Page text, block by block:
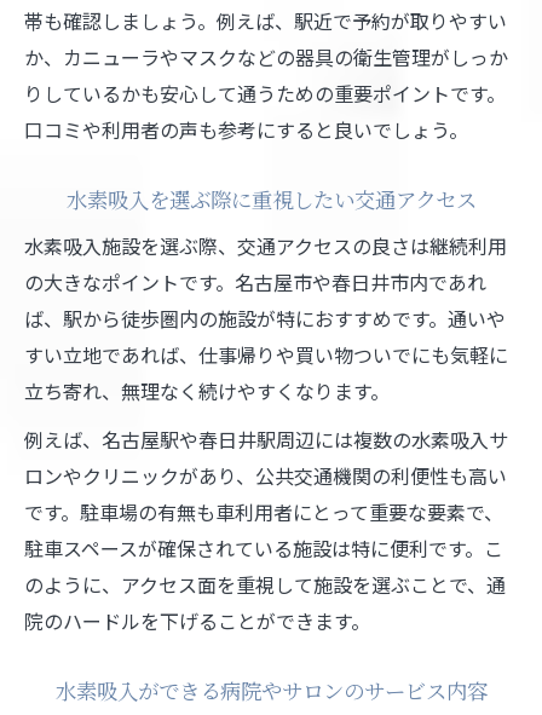
帯も確認しましょう。例えば、駅近で予約が取りやすい
か、カニューラやマスクなどの器具の衛生管理がしっか
りしているかも安心して通うための重要ポイントです。
口コミや利用者の声も参考にすると良いでしょう。
水素吸入を選ぶ際に重視したい交通アクセス
水素吸入施設を選ぶ際、交通アクセスの良さは継続利用
の大きなポイントです。名古屋市や春日井市内であれ
ば、駅から徒歩圏内の施設が特におすすめです。通いや
すい立地であれば、仕事帰りや買い物ついでにも気軽に
立ち寄れ、無理なく続けやすくなります。
例えば、名古屋駅や春日井駅周辺には複数の水素吸入サ
ロンやクリニックがあり、公共交通機関の利便性も高い
です。駐車場の有無も車利用者にとって重要な要素で、
駐車スペースが確保されている施設は特に便利です。こ
のように、アクセス面を重視して施設を選ぶことで、通
院のハードルを下げることができます。
水素吸入ができる病院やサロンのサービス内容